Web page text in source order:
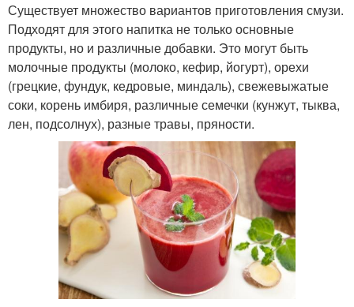
Существует множество вариантов приготовления смузи.
Подходят для этого напитка не только основные
продукты, но и различные добавки. Это могут быть
молочные продукты (молоко, кефир, йогурт), орехи
(грецкие, фундук, кедровые, миндаль), свежевыжатые
соки, корень имбиря, различные семечки (кунжут, тыква,
лен, подсолнух), разные травы, пряности.